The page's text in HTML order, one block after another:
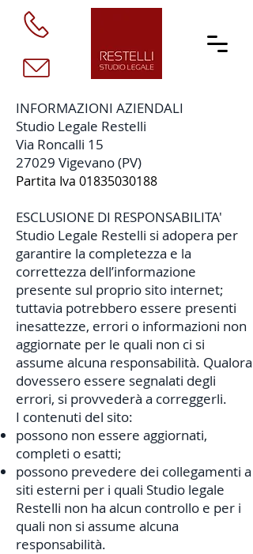
INFORMAZIONI AZIENDALI
Studio Legale Restelli
Via Roncalli 15
27029 Vigevano (PV)
Partita Iva 01835030188
ESCLUSIONE DI RESPONSABILITA'
Studio Legale Restelli si adopera per
garantire la completezza e la
correttezza dell’informazione
presente sul proprio sito internet;
tuttavia potrebbero essere presenti
inesattezze, errori o informazioni non
aggiornate per le quali non ci si
assume alcuna responsabilità. Qualora
dovessero essere segnalati degli
errori, si provvederà a correggerli.
I contenuti del sito:
possono non essere aggiornati,
completi o esatti;
possono prevedere dei collegamenti a
siti esterni per i quali Studio legale
Restelli non ha alcun controllo e per i
quali non si assume alcuna
responsabilità.